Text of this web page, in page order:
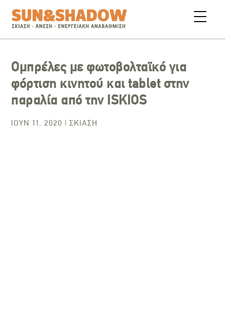
Ομπρέλες με φωτοβολταϊκό για
φόρτιση κινητού και tablet στην
παραλία από την ISKIOS
ΙΟΎΝ 11, 2020 |ΣΚΊΑΣΗ